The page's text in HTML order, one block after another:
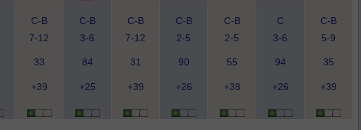
С-В
7-12
С-В
3-6
С-В
7-12
С-В
2-5
С-В
2-5
С
3-6
С-В
5-9
33 84 31 90 55 94 35
+39 +25 +39 +26 +38 +26 +39